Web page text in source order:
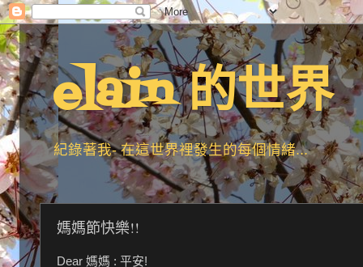
elain 的世界
紀錄著我- 在這世界裡發生的每個情緒...
媽媽節快樂!!
Dear 媽媽 : 平安!